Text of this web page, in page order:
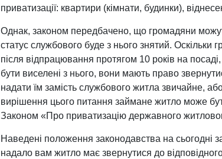
приватизації: квартири (кімнати, будинки),
Однак, законом передбачено, що громадяни
статус службового буде з нього знятий.
після відпрацювання протягом 10 років на
бути виселені з нього, вони мають право
надати їм замість службового житла звичайне,
вирішення цього питання займане житло може
Законом «Про приватизацію державного
Наведені положення законодавства на
надало вам житло має звернутися до